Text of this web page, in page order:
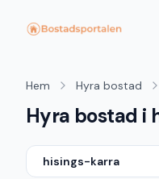
Hem Hyra bostad
Hyra bostad i
hisings-karra